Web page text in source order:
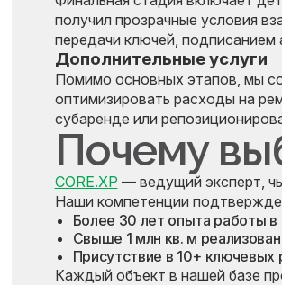
получил прозрачные условия
передачи ключей, подписанием
Дополнительные услуги
Помимо основных этапов, мы
оптимизировать расходы на
субаренде или
Почему
CORE.XP — ведущий эксперт,
Наши компетенции
Более 30 лет опыта работы
Свыше 1 млн кв. м
Присутствие в 10+
Каждый объект в нашей базе